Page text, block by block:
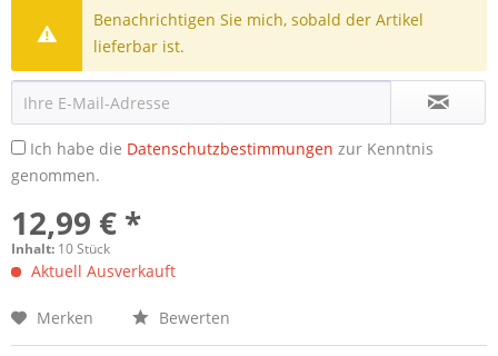
Benachrichtigen Sie mich, sobald der Artikel
lieferbar ist.
Ich habe die Datenschutzbestimmungen zur Kenntnis
genommen.
12,99 € *
Inhalt: 10 Stück
Aktuell Ausverkauft
Merken Bewerten